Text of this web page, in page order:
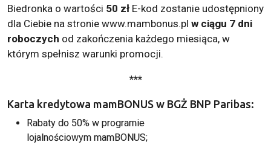
Biedronka o wartości 50 zł E-kod zostanie udostępniony
dla Ciebie na stronie www.mambonus.pl w ciągu 7 dni
roboczych od zakończenia każdego miesiąca, w
którym spełnisz warunki promocji.
***
Karta kredytowa mamBONUS w BGŻ BNP Paribas:
Rabaty do 50% w programie
lojalnościowym mamBONUS;